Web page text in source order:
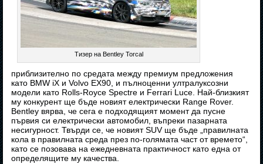
Тизер на Bentley Torcal
приблизително по средата между премиум предложения
като BMW iX и Volvo EX90, и пълноценни ултралуксозни
модели като Rolls-Royce Spectre и Ferrari Luce. Най-близкият
му конкурент ще бъде новият електрически Range Rover.
Bentley вярва, че сега е подходящият момент да пусне
първия си електрически автомобил, въпреки пазарната
несигурност. Твърди се, че новият SUV ще бъде „правилната
кола в правилната среда през по-голямата част от времето“,
като се позовава на ежедневната практичност като една от
определящите му качества.